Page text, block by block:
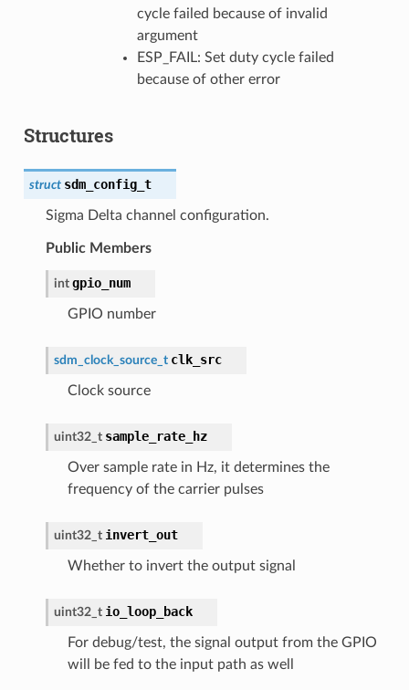
cycle failed because of invalid
argument
ESP_FAIL: Set duty cycle failed
because of other error
Structures
struct sdm_config_t
Sigma Delta channel configuration.
Public Members
int gpio_num
GPIO number
sdm_clock_source_t clk_src
Clock source
uint32_t sample_rate_hz
Over sample rate in Hz, it determines the
frequency of the carrier pulses
uint32_t invert_out
Whether to invert the output signal
uint32_t io_loop_back
For debug/test, the signal output from the GPIO
will be fed to the input path as well